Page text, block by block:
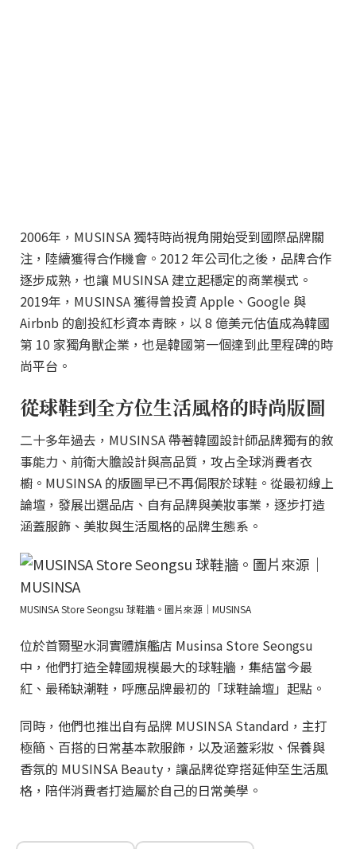
2006年，MUSINSA 獨特時尚視角開始受到國際品牌關
注，陸續獲得合作機會。2012 年公司化之後，品牌合作
逐步成熟，也讓 MUSINSA 建立起穩定的商業模式。
2019年，MUSINSA 獲得曾投資 Apple、Google 與
Airbnb 的創投紅杉資本青睞，以 8 億美元估值成為韓國
第 10 家獨角獸企業，也是韓國第一個達到此里程碑的時
尚平台。
從球鞋到全方位生活風格的時尚版圖
二十多年過去，MUSINSA 帶著韓國設計師品牌獨有的敘
事能力、前衛大膽設計與高品質，攻占全球消費者衣
櫥。MUSINSA 的版圖早已不再侷限於球鞋。從最初線上
論壇，發展出選品店、自有品牌與美妝事業，逐步打造
涵蓋服飾、美妝與生活風格的品牌生態系。
MUSINSA Store Seongsu 球鞋牆。圖片來源｜MUSINSA
位於首爾聖水洞實體旗艦店 Musinsa Store Seongsu
中，他們打造全韓國規模最大的球鞋牆，集結當今最
紅、最稀缺潮鞋，呼應品牌最初的「球鞋論壇」起點。
同時，他們也推出自有品牌 MUSINSA Standard，主打
極簡、百搭的日常基本款服飾，以及涵蓋彩妝、保養與
香氛的 MUSINSA Beauty，讓品牌從穿搭延伸至生活風
格，陪伴消費者打造屬於自己的日常美學。